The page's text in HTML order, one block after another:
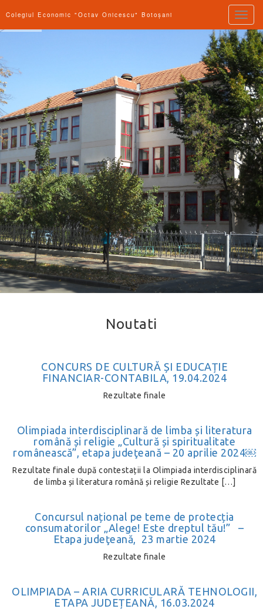
Toggle
Colegiul Economic "Octav Onicescu" Botoșani
Noutati
CONCURS DE CULTURĂ ȘI EDUCAȚIE
FINANCIAR-CONTABILA, 19.04.2024
Rezultate finale
Olimpiada interdisciplinară de limba și literatura
română și religie „Cultură și spiritualitate
românească”, etapa judeţeană – 20 aprilie 2024￼
Rezultate finale după contestații la Olimpiada interdisciplinară
de limba și literatura română și religie Rezultate […]
Concursul național pe teme de protecția
consumatorilor „Alege! Este dreptul tău!” –
Etapa judeţeană, 23 martie 2024
Rezultate finale
OLIMPIADA – ARIA CURRICULARĂ TEHNOLOGII,
ETAPA JUDEȚEANĂ, 16.03.2024